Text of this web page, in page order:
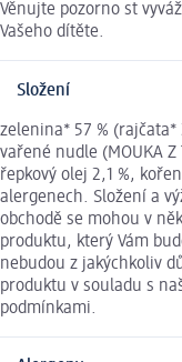
Věnujte pozorno st
Vašeho dítěte.
Složení
zelenina* 57 %
vařené nudle (MOUKA Z
řepkový olej 2,1 %,
alergenech. Složení a
obchodě se mohou v
produktu, který Vám
nebudou z jakýchkoliv
produktu v souladu s
podmínkami.